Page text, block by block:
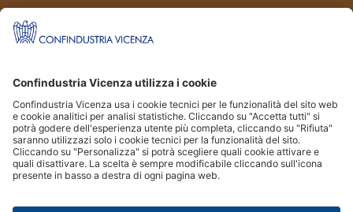
Seguici su
Siti Partner:
Niuko
Energindustria
Confindustria Vicenza Piazza Castello 3 36100 Vicenza | Tel.0444.232500|